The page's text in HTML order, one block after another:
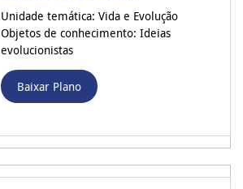
Unidade temática: Vida e Evolução
Objetos de conhecimento: Ideias
evolucionistas
Baixar Plano